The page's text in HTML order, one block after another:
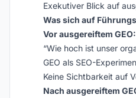
Exekutiver Blick auf
Was sich auf
Vor ausgereiftem GEO:
“Wie hoch ist unser
GEO als SEO-
Keine Sichtbarkeit auf
Nach ausgereiftem